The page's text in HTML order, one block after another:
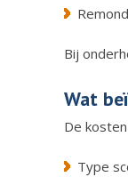
Bij
Wat
De
Type